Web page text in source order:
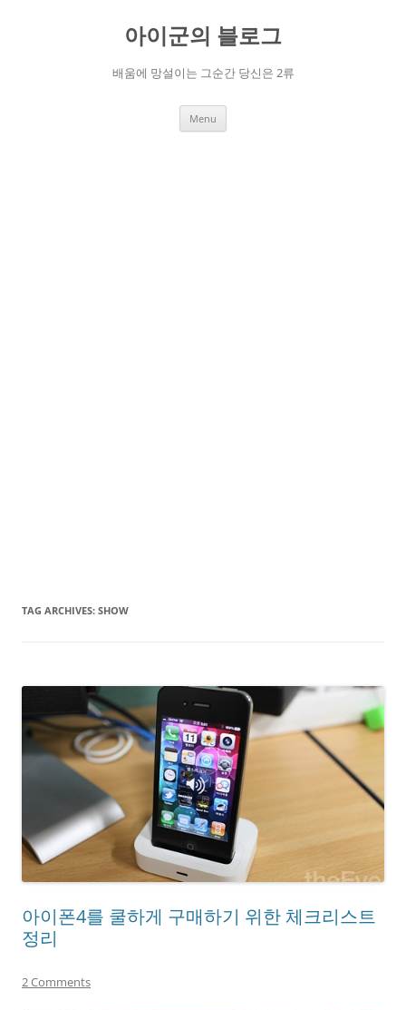
아이군의 블로그
배움에 망설이는 그순간 당신은 2류
Menu
TAG ARCHIVES: SHOW
아이폰4를 쿨하게 구매하기 위한 체크리스트
정리
2 Comments